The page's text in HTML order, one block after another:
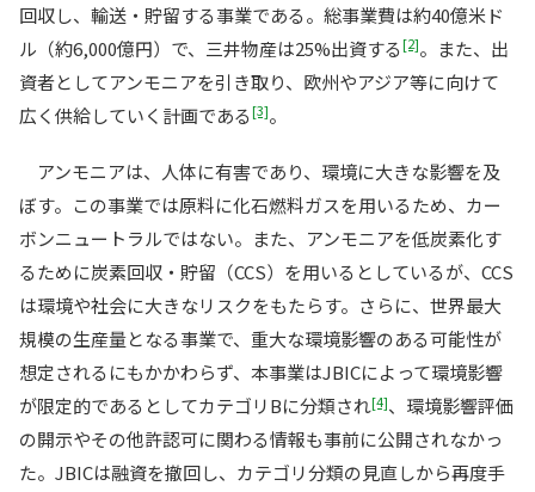
回収し、輸送・貯留する事業である。総事業費は約40億米ド
ル（約6,000億円）で、三井物産は25%出資する[2]。また、出
資者としてアンモニアを引き取り、欧州やアジア等に向けて
広く供給していく計画である[3]。
アンモニアは、人体に有害であり、環境に大きな影響を及
ぼす。この事業では原料に化石燃料ガスを用いるため、カー
ボンニュートラルではない。また、アンモニアを低炭素化す
るために炭素回収・貯留（CCS）を用いるとしているが、CCS
は環境や社会に大きなリスクをもたらす。さらに、世界最大
規模の生産量となる事業で、重大な環境影響のある可能性が
想定されるにもかかわらず、本事業はJBICによって環境影響
が限定的であるとしてカテゴリBに分類され[4]、環境影響評価
の開示やその他許認可に関わる情報も事前に公開されなかっ
た。JBICは融資を撤回し、カテゴリ分類の見直しから再度手